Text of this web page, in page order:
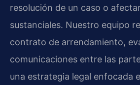
resolución de un caso o
sustanciales. Nuestro equipo
contrato de arrendamiento,
comunicaciones entre las
una estrategia legal enfocada